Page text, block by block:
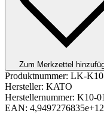
Zum Merkzettel
Produktnummer: LK-
Hersteller: KATO
Herstellernummer: K10-
EAN: 4,9497276835e+12